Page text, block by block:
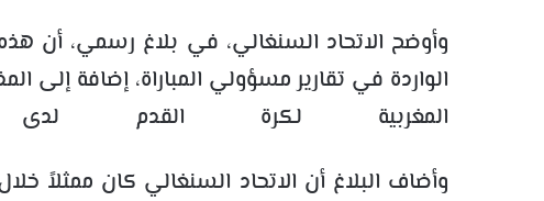
وأوضح الاتحاد السنغالي، في بلاغ رسمي، أن
الواردة في تقارير مسؤولي المباراة، إضافة إلى
المغربية لكرة القدم لدى
وأضاف البلاغ أن الاتحاد السنغالي كان ممثلاً